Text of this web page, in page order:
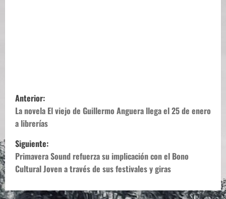
N
a
v
e
g
Anterior:
La novela El viejo de Guillermo Anguera llega el 25 de enero
a librerías
Siguiente:
Primavera Sound refuerza su implicación con el Bono
Cultural Joven a través de sus festivales y giras